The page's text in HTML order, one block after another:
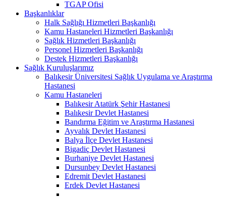
TGAP Ofisi
Başkanlıklar
Halk Sağlığı Hizmetleri Başkanlığı
Kamu Hastaneleri Hizmetleri Başkanlığı
Sağlık Hizmetleri Başkanlığı
Personel Hizmetleri Başkanlığı
Destek Hizmetleri Başkanlığı
Sağlık Kuruluşlarımız
Balıkesir Üniversitesi Sağlık Uygulama ve Araştırma
Hastanesi
Kamu Hastaneleri
Balıkesir Atatürk Şehir Hastanesi
Balıkesir Devlet Hastanesi
Bandırma Eğitim ve Araştırma Hastanesi
Ayvalık Devlet Hastanesi
Balya İlçe Devlet Hastanesi
Bigadiç Devlet Hastanesi
Burhaniye Devlet Hastanesi
Dursunbey Devlet Hastanesi
Edremit Devlet Hastanesi
Erdek Devlet Hastanesi